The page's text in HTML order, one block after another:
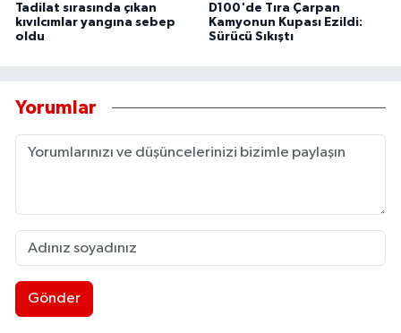
Tadilat sırasında çıkan
kıvılcımlar yangına sebep
oldu
D100'de Tıra Çarpan
Kamyonun Kupası Ezildi:
Sürücü Sıkıştı
Yorumlar
Gönder